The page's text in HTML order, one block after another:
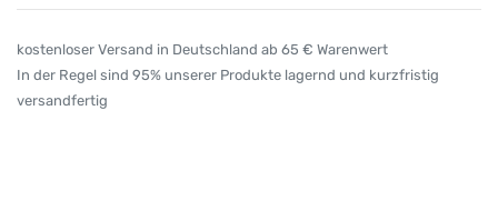
kostenloser Versand in Deutschland ab 65 € Warenwert
In der Regel sind 95% unserer Produkte lagernd und kurzfristig
versandfertig